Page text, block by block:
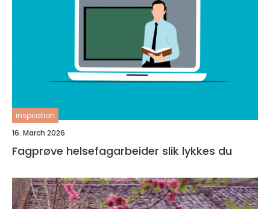
inspiration
16. March 2026
Fagprøve helsefagarbeider slik lykkes du